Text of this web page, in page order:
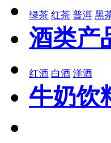
绿茶 红茶 普洱 黑
酒类产
红酒 白酒 洋酒
牛奶饮